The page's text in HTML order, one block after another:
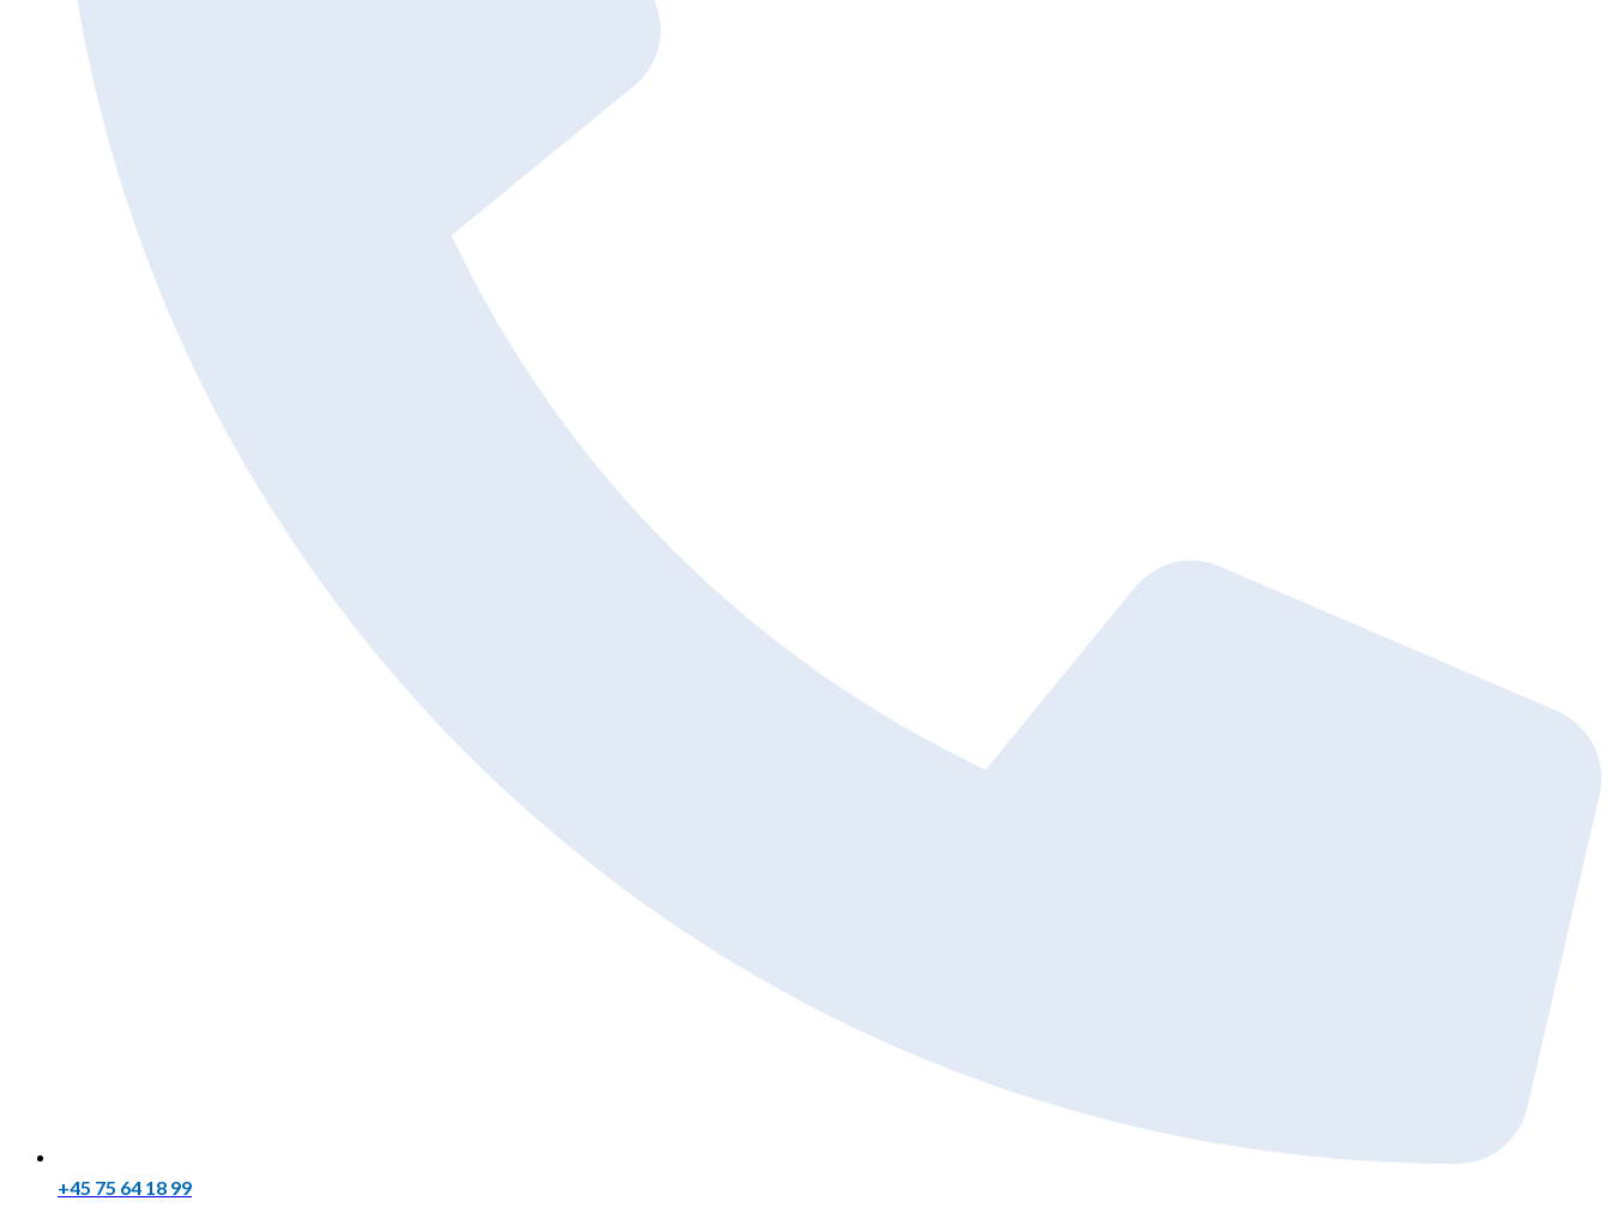
+45 75 64 18 99